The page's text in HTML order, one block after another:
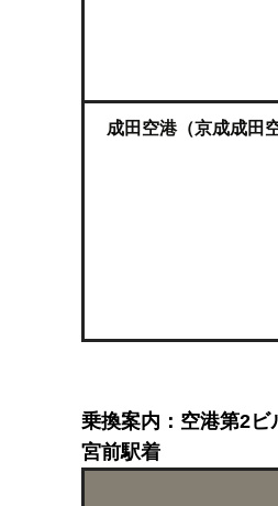
成田空港（京成成田
乗換案内：空港第2
宮前駅着